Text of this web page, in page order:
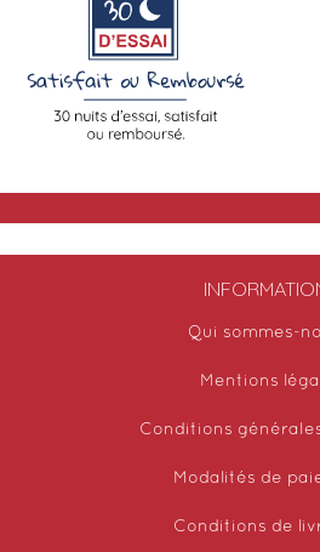
Qui sommes-
Mentions
Conditions
Modalités de
Conditions de